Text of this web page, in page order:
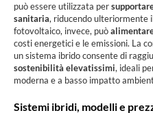
può essere utilizzata per
sanitaria, riducendo ulteriormente
fotovoltaico, invece, può
costi energetici e le emissioni. La
un sistema ibrido consente di
sostenibilità elevatissimi, ideali
moderna e a basso impatto
Sistemi ibridi, modelli e